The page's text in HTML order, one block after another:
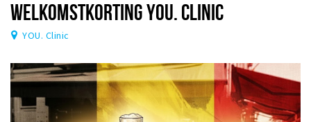
WELKOMSTKORTING YOU. CLINIC
YOU. Clinic